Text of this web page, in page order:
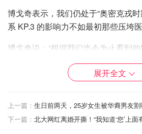
博戈奇表示，我们仍处于“奥密克戎
系 KP.3 的影响力不如最初那些压垮
博戈奇说：“根据我们迄今为止看到
密克戎次级谱系似乎不会带来任何意
将是什么样子，看看最近几波的情况
由于大多数加拿大人已接种 COVID-
感染过病毒并已恢复，新一波疫情的
展开全文
上一篇：
下一篇：